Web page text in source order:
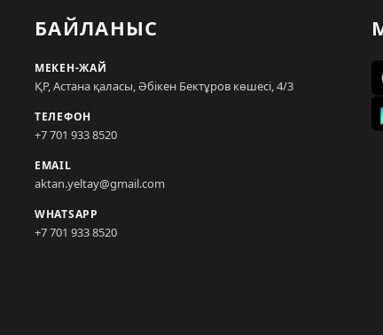
БАЙЛАНЫС
МЕКЕН-ЖАЙ
ҚР, Астана қаласы, Әбікен Бектұров көшесі, 4/3
ТЕЛЕФОН
+7 701 933 8520
EMAIL
aktan.yeltay@gmail.com
WHATSAPP
+7 701 933 8520